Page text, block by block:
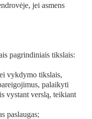
jei asmens
pagrindiniais tikslais:
vykdymo tikslais,
palaikyti
vystant verslą, teikiant
paslaugas;